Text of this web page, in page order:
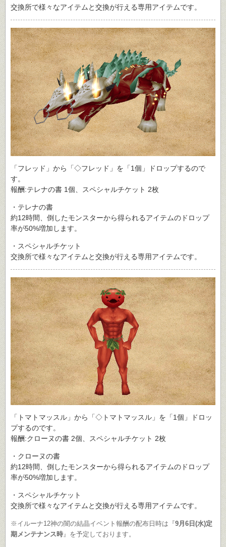
交換所で様々なアイテムと交換が行える専用アイテムです。
「フレッド」から「◇フレッド」を「1個」ドロップするので
す。
報酬:テレナの書 1個、スペシャルチケット 2枚
・テレナの書
約12時間、倒したモンスターから得られるアイテムのドロップ
率が50%増加します。
・スペシャルチケット
交換所で様々なアイテムと交換が行える専用アイテムです。
「トマトマッスル」から「◇トマトマッスル」を「1個」ドロッ
プするのです。
報酬:クローヌの書 2個、スペシャルチケット 2枚
・クローヌの書
約12時間、倒したモンスターから得られるアイテムのドロップ
率が50%増加します。
・スペシャルチケット
交換所で様々なアイテムと交換が行える専用アイテムです。
※イルーナ12神の闇の結晶イベント報酬の配布日時は『9月6日(水)定
期メンテナンス時』を予定しております。